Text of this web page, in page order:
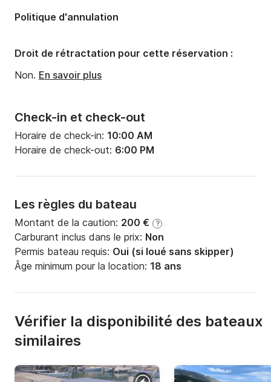
Check-in et check-out
Horaire de check-in: 10:00 AM
Horaire de check-out: 6:00 PM
Les règles du bateau
Montant de la caution: 200 € ?
Carburant inclus dans le prix: Non
Permis bateau requis: Oui (si loué sans skipper)
Âge minimum pour la location: 18 ans
Politique d'annulation
Droit de rétractation pour cette réservation :
Non. En savoir plus
Vérifier la disponibilité des bateaux
similaires